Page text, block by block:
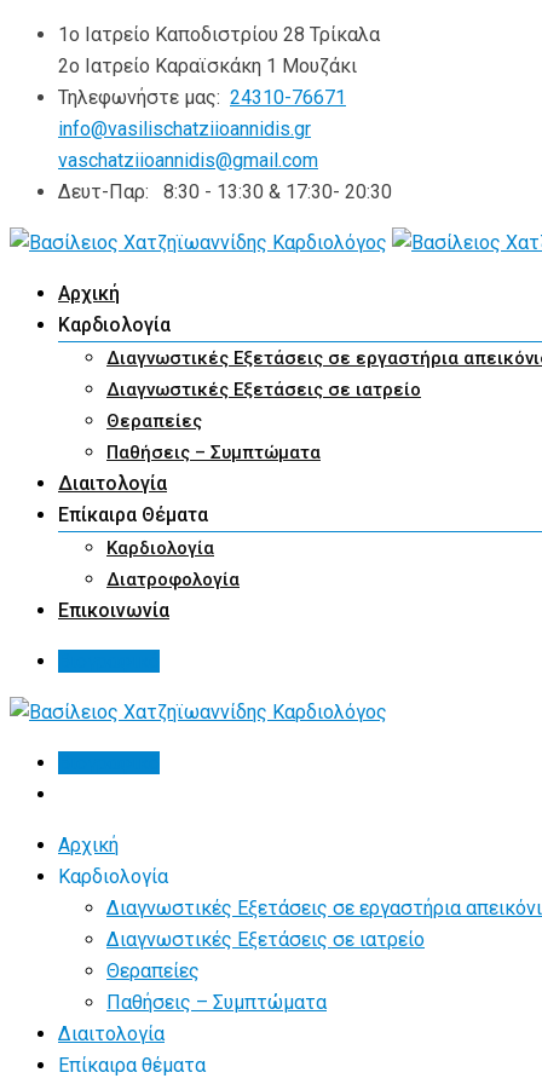
Skip
content
1ο Ιατρείο Καποδιστρίου 28 Τρίκαλα
2ο Ιατρείο Καραϊσκάκη 1 Μουζάκι
Τηλεφωνήστε μας: 24310-76671
info@vasilischatziioannidis.gr
vaschatziioannidis@gmail.com
Δευτ-Παρ:
8:30 - 13:30 & 17:30- 20:30
Αρχική
Καρδιολογία
Διαγνωστικές Εξετάσεις σε εργαστήρια
Διαγνωστικές Εξετάσεις σε ιατρείο
Θεραπείες
Παθήσεις – Συμπτώματα
Διαιτολογία
Επίκαιρα Θέματα
Καρδιολογία
Διατροφολογία
Επικοινωνία
Αρχική
Καρδιολογία
Διαγνωστικές Εξετάσεις σε εργαστήρια
Διαγνωστικές Εξετάσεις σε ιατρείο
Θεραπείες
Παθήσεις – Συμπτώματα
Διαιτολογία
Επίκαιρα θέματα